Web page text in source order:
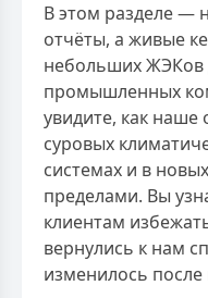
В этом разделе —
отчёты, а живые
небольших ЖЭКов
промышленных
увидите, как наше
суровых
системах и в
пределами. Вы
клиентам
вернулись к нам
изменилось